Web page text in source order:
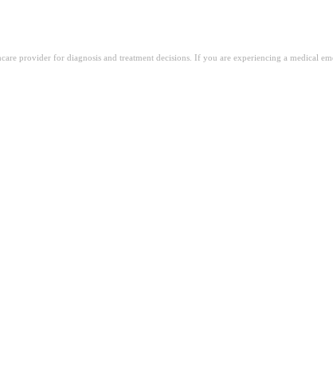
provider for diagnosis and treatment decisions. If you are experiencing a medical